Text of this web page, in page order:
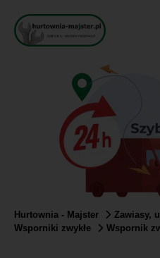
Hurtownia - Majster
Zawiasy,
Wsporniki zwykłe
Wspornik